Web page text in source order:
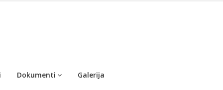
Dokumenti Galerija